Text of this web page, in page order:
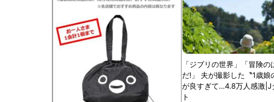
「ジブリの世界」「冒険の
だ!」 夫が撮影した〝1歳娘
が良すぎて...4.8万人感激|J
ト